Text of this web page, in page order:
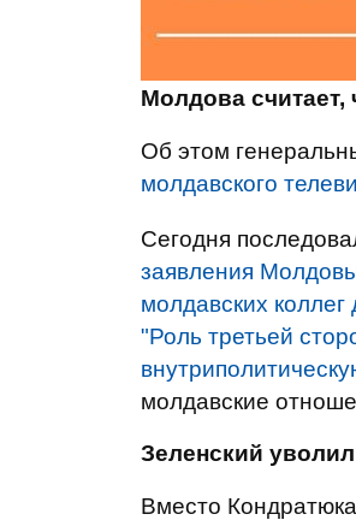
Молдова считает,
Об этом
молдавского
Сегодня
заявления
молдавских
"Роль третьей
молдавские
Зеленский
Вместо